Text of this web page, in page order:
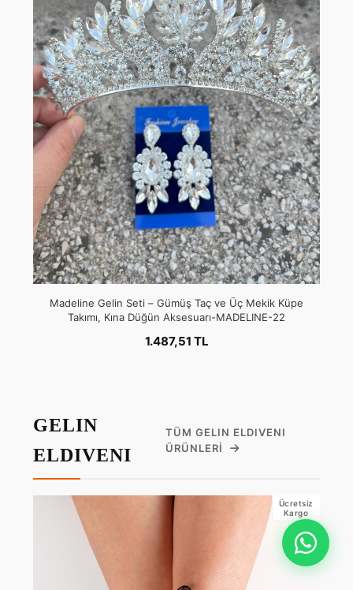
Madeline Gelin Seti – Gümüş Taç ve Üç Mekik Küpe
Takımı, Kına Düğün Aksesuarı-MADELINE-22
1.487,51 TL
GELIN
ELDIVENI
TÜM GELIN ELDIVENI
ÜRÜNLERI
Ücretsiz
Kargo